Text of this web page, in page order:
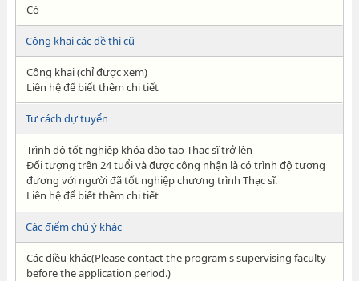
Có
Công khai các đề thi cũ
Công khai (chỉ được xem)
Liên hệ để biết thêm chi tiết
Tư cách dự tuyển
Trình độ tốt nghiệp khóa đào tạo Thạc sĩ trở lên
Đối tượng trên 24 tuổi và được công nhận là có trình độ tương
đương với người đã tốt nghiệp chương trình Thạc sĩ.
Liên hệ để biết thêm chi tiết
Các điểm chú ý khác
Các điều khác(Please contact the program's supervising faculty
before the application period.)